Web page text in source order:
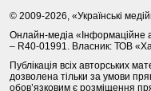
© 2009-2026, «Українські
Онлайн-медіа «Інформаційне
– R40-01991. Власник: ТОВ
Публікація всіх авторських
дозволена тільки за умови
обов’язковим є розміщення